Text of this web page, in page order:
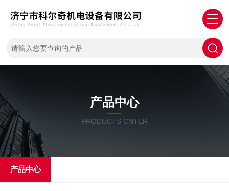
产品中心
PRODUCTS CNTER
产品中心